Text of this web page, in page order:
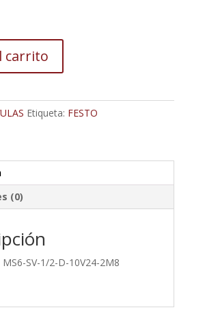
carrito
Etiqueta: FESTO
(0)
MS6-SV-1/2-D-10V24-2M8